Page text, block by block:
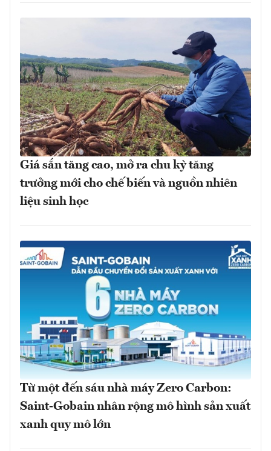
Giá sắn tăng cao, mở ra chu kỳ tăng
trưởng mới cho chế biến và nguồn nhiên
liệu sinh học
Từ một đến sáu nhà máy Zero Carbon:
Saint-Gobain nhân rộng mô hình sản xuất
xanh quy mô lớn